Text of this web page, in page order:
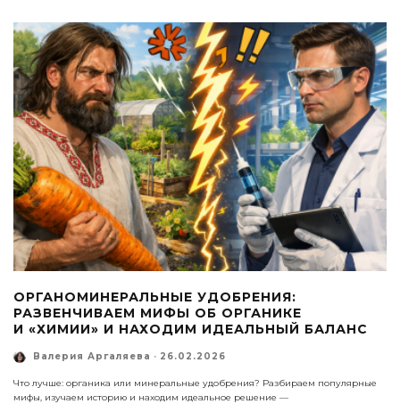
ОРГАНОМИНЕРАЛЬНЫЕ УДОБРЕНИЯ:
РАЗВЕНЧИВАЕМ МИФЫ ОБ ОРГАНИКЕ
И «ХИМИИ» И НАХОДИМ ИДЕАЛЬНЫЙ БАЛАНС
Валерия Аргаляева · 26.02.2026
Что лучше: органика или минеральные удобрения? Разбираем популярные
мифы, изучаем историю и находим идеальное решение —